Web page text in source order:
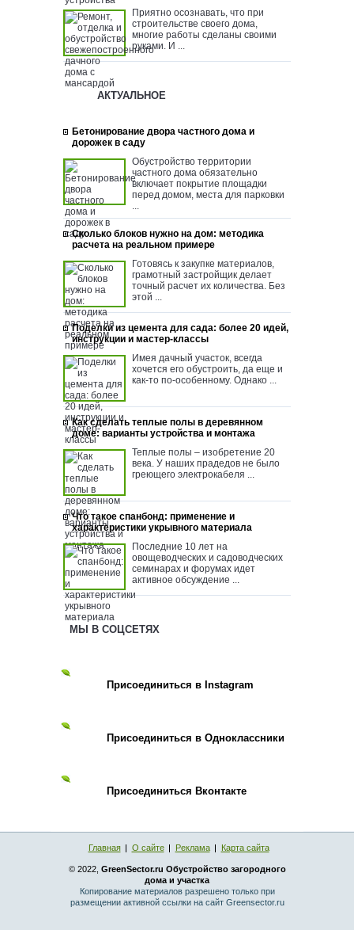
Приятно осознавать, что при
строительстве своего дома,
многие работы сделаны своими
руками. И ...
АКТУАЛЬНОЕ
Бетонирование двора частного дома и
дорожек в саду
Обустройство территории
частного дома обязательно
включает покрытие площадки
перед домом, места для парковки
Сколько блоков нужно на дом: методика
расчета на реальном примере
Готовясь к закупке материалов,
грамотный застройщик делает
точный расчет их количества. Без
этой ...
Поделки из цемента для сада: более 20 идей,
инструкции и мастер-классы
Имея дачный участок, всегда
хочется его обустроить, да еще и
как-то по-особенному. Однако ...
Как сделать теплые полы в деревянном
доме: варианты устройства и монтажа
Теплые полы – изобретение 20
века. У наших прадедов не было
греющего электрокабеля ...
Что такое спанбонд: применение и
характеристики укрывного материала
Последние 10 лет на
овощеводческих и садоводческих
семинарах и форумах идет
активное обсуждение ...
МЫ В СОЦСЕТЯХ
Присоединиться в Instagram
Присоединиться в Одноклассники
Присоединиться Вконтакте
Главная О сайте Реклама Карта сайта
© 2022, GreenSector.ru Обустройство загородного
дома и участка
Копирование материалов разрешено только при
размещении активной ссылки на сайт Greensector.ru